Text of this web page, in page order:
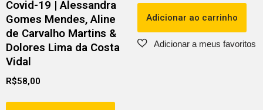
Covid-19 | Alessandra
Gomes Mendes, Aline
de Carvalho Martins &
Dolores Lima da Costa
Vidal
R$58,00
Adicionar ao carrinho